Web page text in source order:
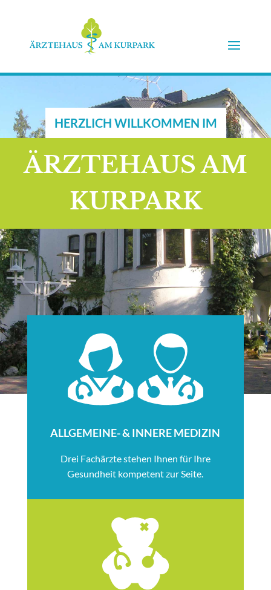
HERZLICH WILLKOMMEN IM
ÄRZTEHAUS AM
KURPARK
ALLGEMEINE- & INNERE MEDIZIN
Drei Fachärzte stehen Ihnen für Ihre
Gesundheit kompetent zur Seite.